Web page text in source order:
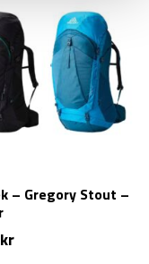
– Gregory Stout –
kr